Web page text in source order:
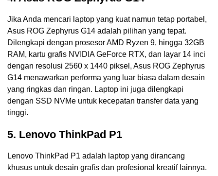
Jika Anda mencari laptop yang kuat namun tetap portabel,
Asus ROG Zephyrus G14 adalah pilihan yang tepat.
Dilengkapi dengan prosesor AMD Ryzen 9, hingga 32GB
RAM, kartu grafis NVIDIA GeForce RTX, dan layar 14 inci
dengan resolusi 2560 x 1440 piksel, Asus ROG Zephyrus
G14 menawarkan performa yang luar biasa dalam desain
yang ringkas dan ringan. Laptop ini juga dilengkapi
dengan SSD NVMe untuk kecepatan transfer data yang
tinggi.
5. Lenovo ThinkPad P1
Lenovo ThinkPad P1 adalah laptop yang dirancang
khusus untuk desain grafis dan profesional kreatif lainnya.